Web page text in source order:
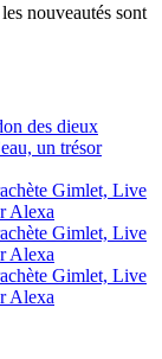
nouveautés sont
des dieux
un trésor
Gimlet, Live
Alexa
Gimlet, Live
Alexa
Gimlet, Live
Alexa